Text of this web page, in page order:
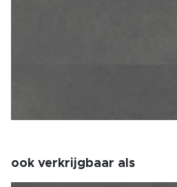
ook verkrijgbaar als